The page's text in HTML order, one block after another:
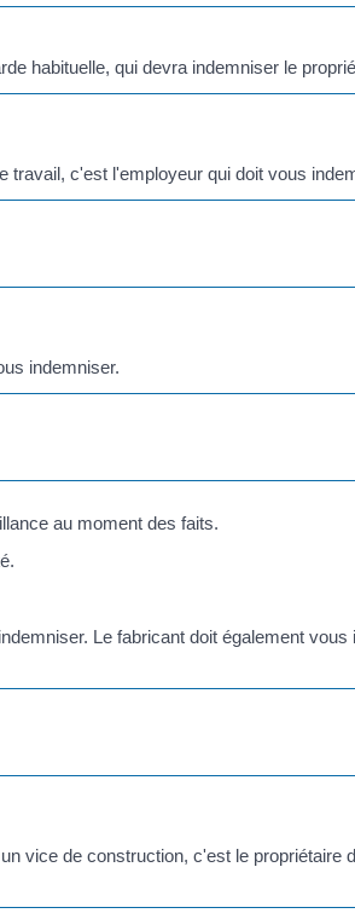
habituelle, qui devra indemniser le
c'est l'employeur qui doit vous
indemniser.
au moment des faits.
Le fabricant doit également
vice de construction, c'est le propriétaire